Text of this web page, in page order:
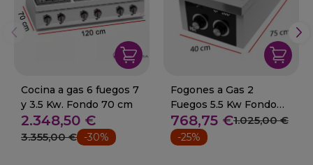
Cocina a gas 6 fuegos 7
y 3.5 Kw. Fondo 70 cm
2.348,50 €
3.355,00 € -30%
Fogones a Gas 2
Fuegos 5.5 Kw Fondo
60 cm 09-CB2F600S
768,75 €1.025,00 €
-25%